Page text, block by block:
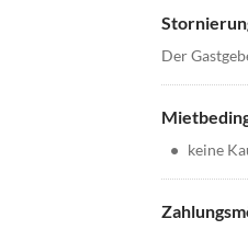
Der
• keine